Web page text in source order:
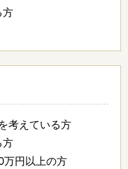
方
考えている方
方
万円以上の方